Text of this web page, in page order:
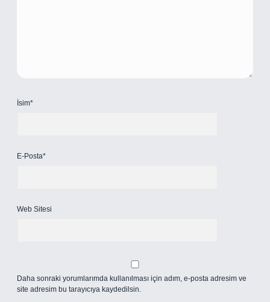
İsim*
E-Posta*
Web Sitesi
Daha sonraki yorumlarımda kullanılması için adım, e-posta adresim ve
site adresim bu tarayıcıya kaydedilsin.